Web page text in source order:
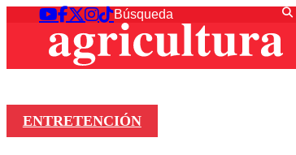
ENTRETENCIÓN